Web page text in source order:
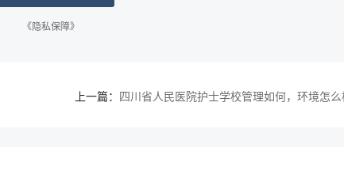
《隐私保障》
上一篇： 四川省人民医院护士学校管理如何，环境怎么